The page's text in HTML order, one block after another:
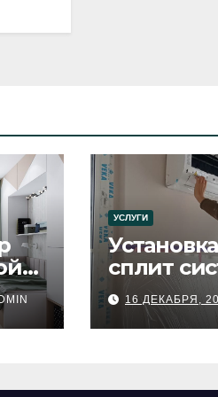
УСЛУГИ
сплит
16 ДЕКАБРЯ,